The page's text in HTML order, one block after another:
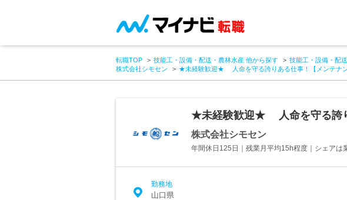
転職TOP 技能工・設備・配送・農林水産 他から探す 技能工・設備・配
株式会社シモセン
★未経験歓迎★ 人命を守る誇りある仕事！【メンテナ
★未経験歓迎★ 人命を守る誇り
株式会社シモセン
年間休日125日｜残業月平均15h程度｜シェアは
勤務地
山口県